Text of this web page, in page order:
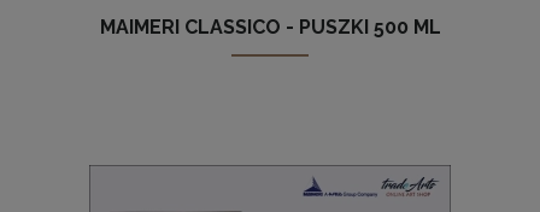
MAIMERI CLASSICO - PUSZKI 500 ML